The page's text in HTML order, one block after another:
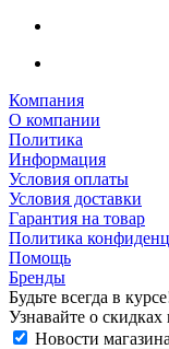
Компания
О компании
Политика
Информация
Условия оплаты
Условия доставки
Гарантия на товар
Политика
Помощь
Бренды
Будьте всегда в
Узнавайте о
Новости магазина